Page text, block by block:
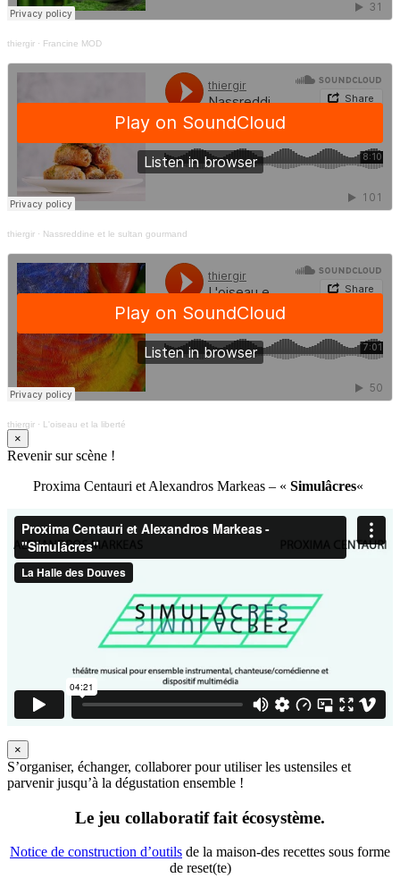
thiergir · Francine MOD
thiergir · Nassreddine et le sultan gourmand
thiergir · L'oiseau et la liberté
×
Revenir sur scène !
Proxima Centauri et Alexandros Markeas – « Simulâcres«
×
S’organiser, échanger, collaborer pour utiliser les ustensiles et
parvenir jusqu’à la dégustation ensemble !
Le jeu collaboratif fait écosystème.
Notice de construction d’outils de la maison-des recettes sous forme
de reset(te)